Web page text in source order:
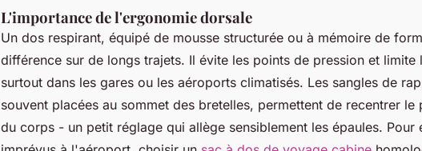
L'importance de l'ergonomie dorsale
Un dos respirant, équipé de mousse structurée ou à mémoire de
différence sur de longs trajets. Il évite les points de pression et limite
surtout dans les gares ou les aéroports climatisés. Les sangles de
souvent placées au sommet des bretelles, permettent de recentrer le
du corps - un petit réglage qui allège sensiblement les épaules. Pour